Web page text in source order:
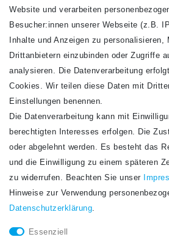
VERSANDARTEN
Newsletter
Honig
Hiermit bestätige ich, dass ich die
Website und verarbeiten
Besucher:innen unserer Webseite (z.B.
Inhalte und Anzeigen zu personalisieren,
Drittanbietern einzubinden oder Zugriffe
analysieren. Die Datenverarbeitung
Cookies. Wir teilen diese Daten mit
Einstellungen benennen.
Die Datenverarbeitung kann mit
berechtigten Interesses erfolgen. Die
oder abgelehnt werden. Es besteht das
und die Einwilligung zu einem späteren
zu widerrufen. Beachten Sie unser
Hinweise zur Verwendung
Daten­schutz­erklärung.
Essenziell